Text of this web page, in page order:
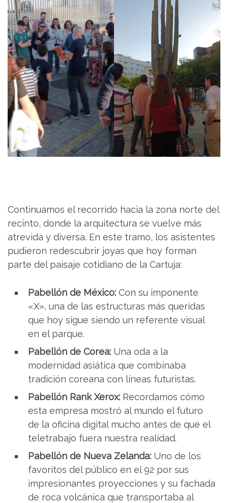
Continuamos el recorrido hacia la zona norte del
recinto, donde la arquitectura se vuelve más
atrevida y diversa. En este tramo, los asistentes
pudieron redescubrir joyas que hoy forman
parte del paisaje cotidiano de la Cartuja:
Pabellón de México: Con su imponente
«X», una de las estructuras más queridas
que hoy sigue siendo un referente visual
en el parque.
Pabellón de Corea: Una oda a la
modernidad asiática que combinaba
tradición coreana con líneas futuristas.
Pabellón Rank Xerox: Recordamos cómo
esta empresa mostró al mundo el futuro
de la oficina digital mucho antes de que el
teletrabajo fuera nuestra realidad.
Pabellón de Nueva Zelanda: Uno de los
favoritos del público en el 92 por sus
impresionantes proyecciones y su fachada
de roca volcánica que transportaba al